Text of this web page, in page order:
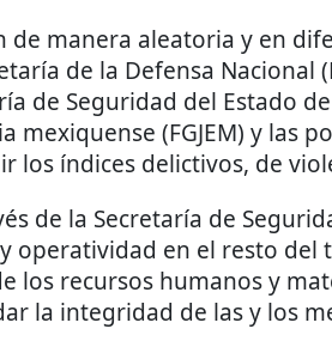
de manera aleatoria y en
de la Defensa Nacional
de Seguridad del Estado de
mexiquense (FGJEM) y las
los índices delictivos, de
de la Secretaría de
operatividad en el resto del
los recursos humanos y
la integridad de las y los